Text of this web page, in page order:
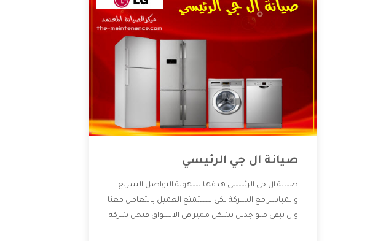
صيانة ال جي الرئيسي
صيانة ال جي الرئيسي هدفها سهولة التواصل السريع
والمباشر مع الشركة لكى يستمتع العميل بالتعامل معنا
وان نبقى متواجدين بشكل مميز فى الاسواق فنحن شركة